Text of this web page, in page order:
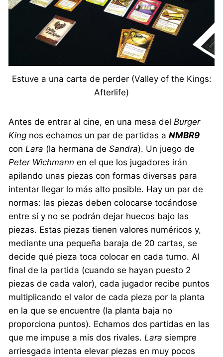
Estuve a una carta de perder (Valley of the Kings:
Afterlife)
Antes de entrar al cine, en una mesa delBurger
King nos echamos un par de partidas aNMBR9
conLara (la hermana deSandra). Un juego de
Peter Wichmann en el que los jugadores irán
apilando unas piezas con formas diversas para
intentar llegar lo más alto posible. Hay un par de
normas: las piezas deben colocarse tocándose
entre sí y no se podrán dejar huecos bajo las
piezas. Estas piezas tienen valores numéricos y,
mediante una pequeña baraja de 20 cartas, se
decide qué pieza toca colocar en cada turno. Al
final de la partida (cuando se hayan puesto 2
piezas de cada valor), cada jugador recibe puntos
multiplicando el valor de cada pieza por la planta
en la que se encuentre (la planta baja no
proporciona puntos). Echamos dos partidas en las
que me impuse a mis dos rivales.Lara siempre
arriesgada intenta elevar piezas en muy pocos